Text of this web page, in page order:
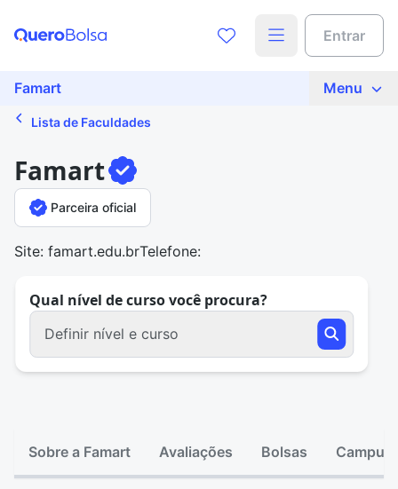
Entrar
Famart Menu
Lista de Faculdades
Famart
Parceira oficial
Site: famart.edu.brTelefone:
Qual nível de curso você procura?
Definir nível e curso
Sobre a Famart Avaliações Bolsas Campus